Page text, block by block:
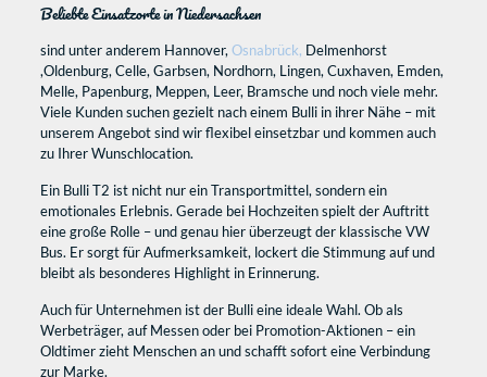
BeliebteEinsatzortein Niedersachsen
sind unter anderem Hannover,Osnabrück, Delmenhorst
,Oldenburg, Celle, Garbsen, Nordhorn, Lingen, Cuxhaven, Emden,
Melle, Papenburg, Meppen, Leer, Bramsche und noch viele mehr.
Viele Kunden suchen gezielt nach einem Bulli in ihrer Nähe – mit
unserem Angebot sind wir flexibel einsetzbar und kommen auch
zu Ihrer Wunschlocation.
Ein Bulli T2 ist nicht nur ein Transportmittel, sondern ein
emotionales Erlebnis. Gerade bei Hochzeiten spielt der Auftritt
eine große Rolle – und genau hier überzeugt der klassische VW
Bus. Er sorgt für Aufmerksamkeit, lockert die Stimmung auf und
bleibt als besonderes Highlight in Erinnerung.
Auch für Unternehmen ist der Bulli eine ideale Wahl. Ob als
Werbeträger, auf Messen oder bei Promotion-Aktionen – ein
Oldtimer zieht Menschen an und schafft sofort eine Verbindung
zur Marke.